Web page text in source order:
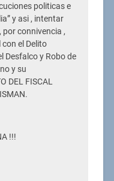
politicas e
y asi , intentar
por connivencia ,
el Delito
Desfalco y Robo de
y su
DEL FISCAL
!!!